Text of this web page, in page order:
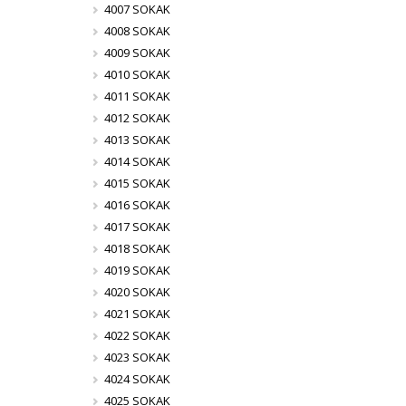
4007 SOKAK
4008 SOKAK
4009 SOKAK
4010 SOKAK
4011 SOKAK
4012 SOKAK
4013 SOKAK
4014 SOKAK
4015 SOKAK
4016 SOKAK
4017 SOKAK
4018 SOKAK
4019 SOKAK
4020 SOKAK
4021 SOKAK
4022 SOKAK
4023 SOKAK
4024 SOKAK
4025 SOKAK